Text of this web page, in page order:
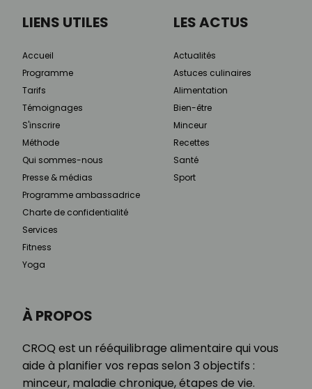
À PROPOS
CROQ est un rééquilibrage alimentaire qui vous
aide à planifier vos repas selon 3 objectifs :
minceur, maladie chronique, étapes de vie.
LIENS UTILES
Accueil
Programme
Tarifs
Témoignages
S'inscrire
Méthode
Qui sommes-nous
Presse & médias
Programme ambassadrice
Charte de confidentialité
Services
Fitness
Yoga
LES ACTUS
Actualités
Astuces culinaires
Alimentation
Bien-être
Minceur
Recettes
Santé
Sport